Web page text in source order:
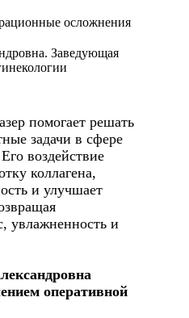
осложнения
помогает решать
задачи в сфере
воздействие
коллагена,
и улучшает
увлажненность и
оперативной